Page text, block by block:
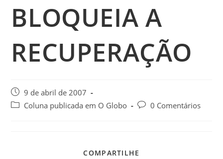
BLOQUEIA A
RECUPERAÇÃO
9 de abril de 2007
Coluna publicada em O Globo
0 Comentários
COMPARTILHE